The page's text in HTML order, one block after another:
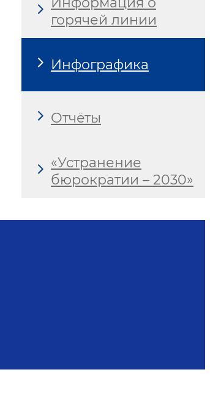
горячей линии
Инфографика
Отчёты
«Устранение
бюрократии – 2030»